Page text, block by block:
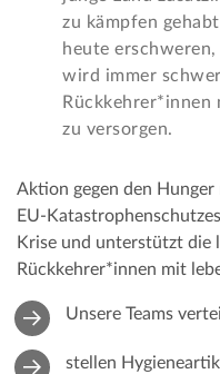
zu kämpfen
heute
wird immer
Rückkehrer*innen
zu versorgen.
Aktion gegen den
EU-
Krise und unterstützt die
Rückkehrer*innen mit
Unsere Teams
stellen